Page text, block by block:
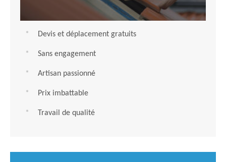
Devis et déplacement gratuits
Sans engagement
Artisan passionné
Prix imbattable
Travail de qualité